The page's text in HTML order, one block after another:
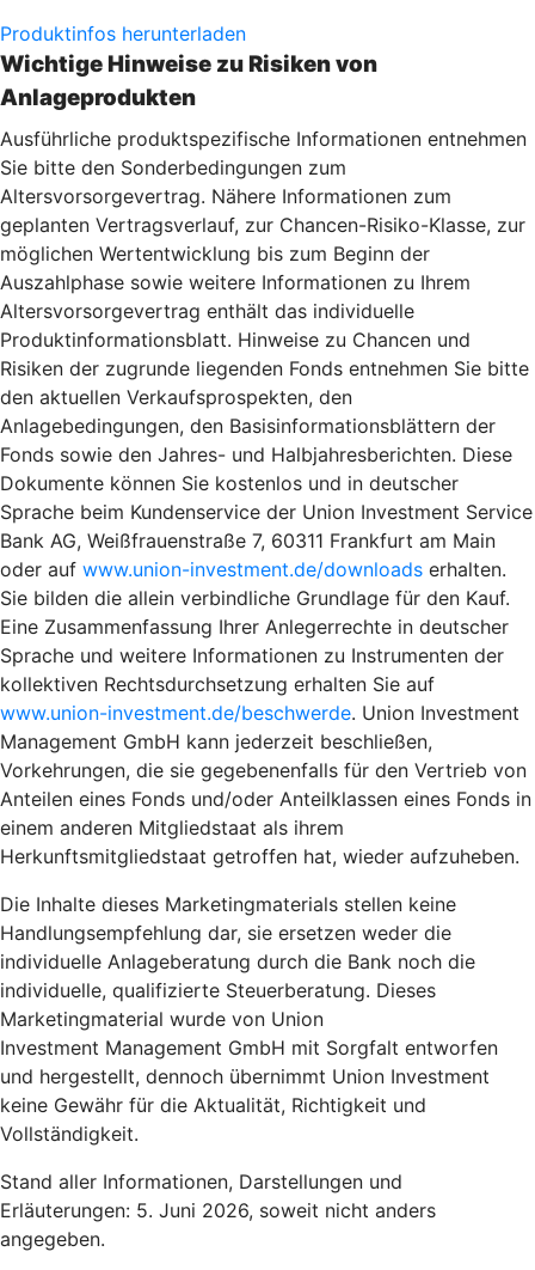
Produktinfos herunterladen
Wichtige Hinweise zu Risiken von
Anlageprodukten
Ausführliche produktspezifische Informationen entnehmen
Sie bitte den Sonderbedingungen zum
Altersvorsorgevertrag. Nähere Informationen zum
geplanten Vertragsverlauf, zur Chancen-Risiko-Klasse, zur
möglichen Wertentwicklung bis zum Beginn der
Auszahlphase sowie weitere Informationen zu Ihrem
Altersvorsorgevertrag enthält das individuelle
Produktinformationsblatt. Hinweise zu Chancen und
Risiken der zugrunde liegenden Fonds entnehmen Sie bitte
den aktuellen Verkaufsprospekten, den
Anlagebedingungen, den Basisinformationsblättern der
Fonds sowie den Jahres- und Halbjahresberichten. Diese
Dokumente können Sie kostenlos und in deutscher
Sprache beim Kundenservice der Union Investment Service
Bank AG, Weißfrauenstraße 7, 60311 Frankfurt am Main
oder auf www.union-investment.de/downloads erhalten.
Sie bilden die allein verbindliche Grundlage für den Kauf.
Eine Zusammenfassung Ihrer Anlegerrechte in deutscher
Sprache und weitere Informationen zu Instrumenten der
kollektiven Rechtsdurchsetzung erhalten Sie auf
www.union-investment.de/beschwerde. Union Investment
Management GmbH kann jederzeit beschließen,
Vorkehrungen, die sie gegebenenfalls für den Vertrieb von
Anteilen eines Fonds und/oder Anteilklassen eines Fonds in
einem anderen Mitgliedstaat als ihrem
Herkunftsmitgliedstaat getroffen hat, wieder aufzuheben.
Die Inhalte dieses Marketingmaterials stellen keine
Handlungsempfehlung dar, sie ersetzen weder die
individuelle Anlageberatung durch die Bank noch die
individuelle, qualifizierte Steuerberatung. Dieses
Marketingmaterial wurde von Union
Investment Management GmbH mit Sorgfalt entworfen
und hergestellt, dennoch übernimmt Union Investment
keine Gewähr für die Aktualität, Richtigkeit und
Vollständigkeit.
Stand aller Informationen, Darstellungen und
Erläuterungen: 5. Juni 2026, soweit nicht anders
angegeben.